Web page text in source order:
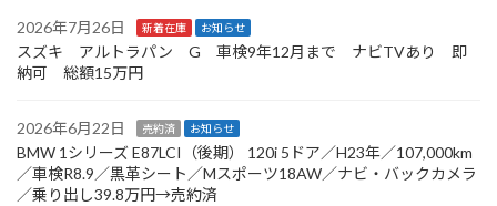
2026年7月26日 新着在庫 お知らせ
スズキ アルトラパン G 車検9年12月まで ナビTVあり 即
納可 総額15万円
2026年6月22日 売約済 お知らせ
BMW 1シリーズ E87LCI（後期） 120i 5ドア／H23年／107,000km
／車検R8.9／黒革シート／Mスポーツ18AW／ナビ・バックカメラ
／乗り出し39.8万円→売約済